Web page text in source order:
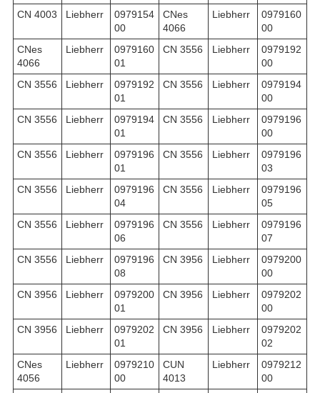
CN 4003
Liebherr
0979154
00
CNes
4066
Liebherr
0979160
00
CNes
4066
Liebherr
0979160
01
CN 3556 Liebherr
0979192
00
CN 3556
Liebherr
0979192
01
CN 3556 Liebherr
0979194
00
CN 3556
Liebherr
0979194
01
CN 3556 Liebherr
0979196
00
CN 3556
Liebherr
0979196
01
CN 3556 Liebherr
0979196
03
CN 3556
Liebherr
0979196
04
CN 3556 Liebherr
0979196
05
CN 3556
Liebherr
0979196
06
CN 3556 Liebherr
0979196
07
CN 3556
Liebherr
0979196
08
CN 3956 Liebherr
0979200
00
CN 3956
Liebherr
0979200
01
CN 3956 Liebherr
0979202
00
CN 3956
Liebherr
0979202
01
CN 3956 Liebherr
0979202
02
CNes
4056
Liebherr
0979210
00
CUN
4013
Liebherr
0979212
00